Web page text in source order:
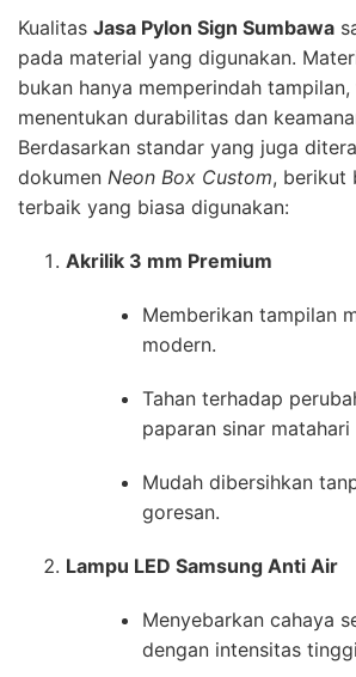
Kualitas Jasa Pylon Sign Sumbawa
pada material yang digunakan.
bukan hanya memperindah
menentukan durabilitas dan
Berdasarkan standar yang juga
dokumen Neon Box Custom, berikut
terbaik yang biasa digunakan:
Akrilik 3 mm Premium
Memberikan tampilan
modern.
Tahan terhadap
paparan sinar matahari
Mudah dibersihkan
goresan.
Lampu LED Samsung Anti Air
Menyebarkan cahaya
dengan intensitas